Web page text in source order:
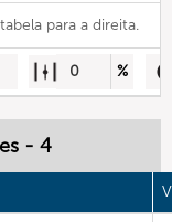
para a direita.
0 %
- 4